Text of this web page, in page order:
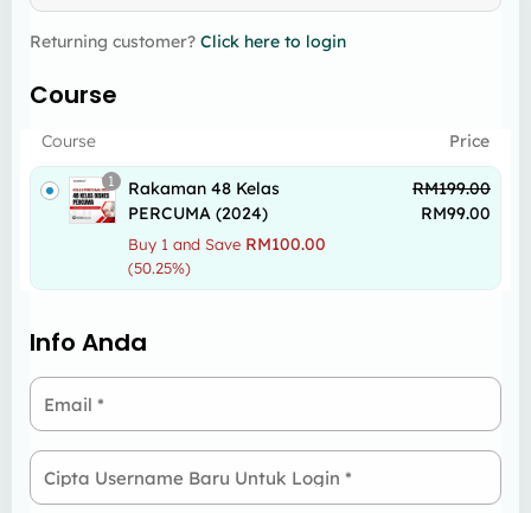
Returning customer? Click here to login
Course
Course Price
1
Rakaman 48 Kelas
PERCUMA (2024)
Buy 1 and Save RM100.00
(50.25%)
RM199.00
RM99.00
Info Anda
Email *
Cipta Username Baru Untuk Login *